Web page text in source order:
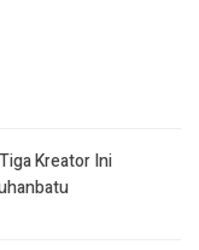
Kreator Ini